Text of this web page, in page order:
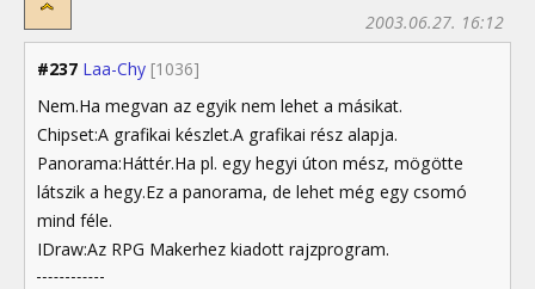
#237 Laa-Chy [1036]
2003.06.27. 16:12
Nem.Ha megvan az egyik nem lehet a másikat.
Chipset:A grafikai készlet.A grafikai rész alapja.
Panorama:Háttér.Ha pl. egy hegyi úton mész, mögötte
látszik a hegy.Ez a panorama, de lehet még egy csomó
mind féle.
IDraw:Az RPG Makerhez kiadott rajzprogram.